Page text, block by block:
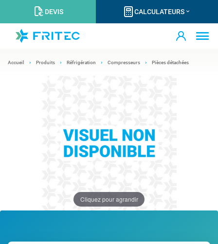
DEVIS CALCULATEURS
Accueil Produits Réfrigération Compresseurs Pièces détachées
Cliquez pour agrandir